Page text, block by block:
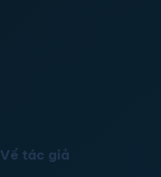
Về tác giả